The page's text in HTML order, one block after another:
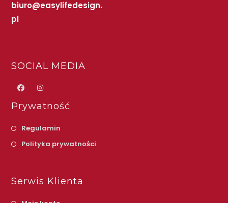
biuro@easylifedesign.
pl
SOCIAL MEDIA
Prywatność
Regulamin
Polityka prywatności
Serwis Klienta